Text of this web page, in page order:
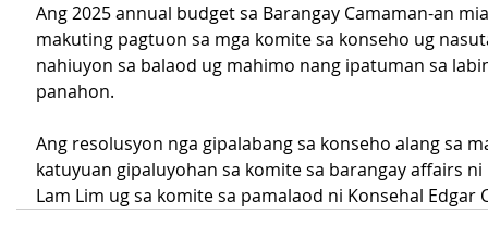
Ang 2025 annual budget sa Barangay Camaman-an
makuting pagtuon sa mga komite sa konseho ug
nahiuyon sa balaod ug mahimo nang ipatuman sa
panahon.
Ang resolusyon nga gipalabang sa konseho alang sa
katuyuan gipaluyohan sa komite sa barangay affairs
Lam Lim ug sa komite sa pamalaod ni Konsehal Edgar